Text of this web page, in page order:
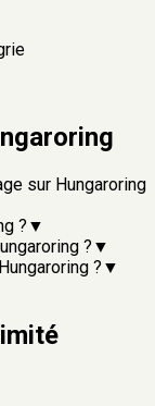
sur Hungaroring
? ▼
? ▼
? ▼